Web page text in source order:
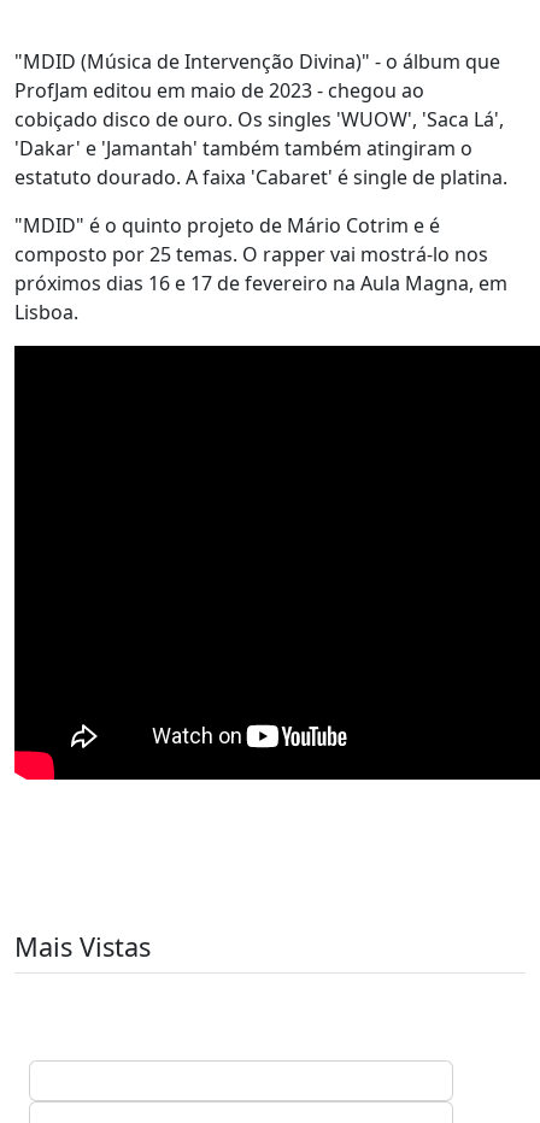
"MDID (Música de Intervenção Divina)" - o álbum que
ProfJam editou em maio de 2023 - chegou ao
cobiçado disco de ouro. Os singles 'WUOW', 'Saca Lá',
'Dakar' e 'Jamantah' também também atingiram o
estatuto dourado. A faixa 'Cabaret' é single de platina.
"MDID" é o quinto projeto de Mário Cotrim e é
composto por 25 temas. O rapper vai mostrá-lo nos
próximos dias 16 e 17 de fevereiro na Aula Magna, em
Lisboa.
Mais Vistas